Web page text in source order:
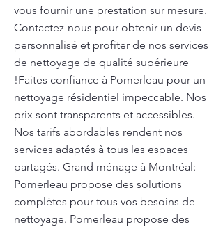
vous fournir une prestation sur mesure.
Contactez-nous pour obtenir un devis
personnalisé et profiter de nos services
de nettoyage de qualité supérieure
!Faites confiance à Pomerleau pour un
nettoyage résidentiel impeccable. Nos
prix sont transparents et accessibles.
Nos tarifs abordables rendent nos
services adaptés à tous les espaces
partagés. Grand ménage à Montréal:
Pomerleau propose des solutions
complètes pour tous vos besoins de
nettoyage. Pomerleau propose des